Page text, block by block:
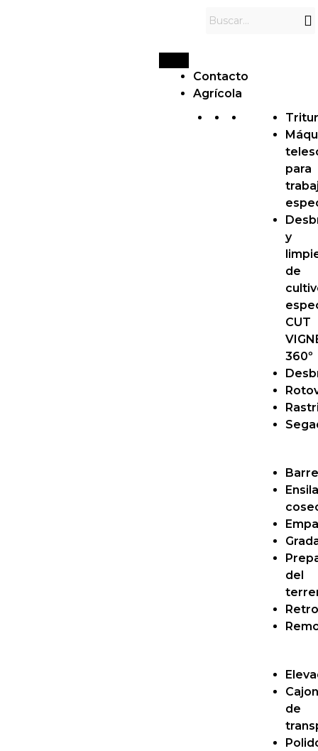
Contacto
Agrícola
para
y
de
CUT
360º
del
de